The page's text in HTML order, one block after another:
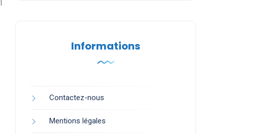
Informations
Contactez-nous
Mentions légales